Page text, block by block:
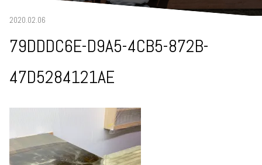
2020.02.06
79DDDC6E-D9A5-4CB5-872B-
47D5284121AE